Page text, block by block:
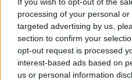
processing of your personal
targeted advertising by us,
section to confirm your
opt-out request is processed
interest-based ads based on
us or personal information